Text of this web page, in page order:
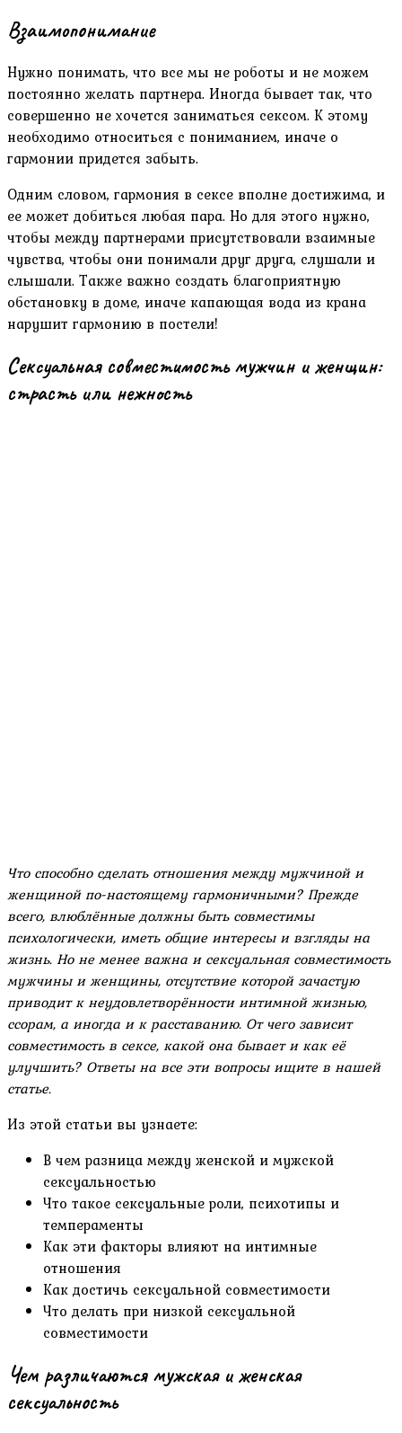
Взаимопонимание
Нужно понимать, что все мы не роботы и не можем
постоянно желать партнера. Иногда бывает так, что
совершенно не хочется заниматься сексом. К этому
необходимо относиться с пониманием, иначе о
гармонии придется забыть.
Одним словом, гармония в сексе вполне достижима, и
ее может добиться любая пара. Но для этого нужно,
чтобы между партнерами присутствовали взаимные
чувства, чтобы они понимали друг друга, слушали и
слышали. Также важно создать благоприятную
обстановку в доме, иначе капающая вода из крана
нарушит гармонию в постели!
Сексуальная совместимость мужчин и женщин:
страсть или нежность
Что способно сделать отношения между мужчиной и
женщиной по-настоящему гармоничными? Прежде
всего, влюблённые должны быть совместимы
психологически, иметь общие интересы и взгляды на
жизнь. Но не менее важна и сексуальная совместимость
мужчины и женщины, отсутствие которой зачастую
приводит к неудовлетворённости интимной жизнью,
ссорам, а иногда и к расставанию. От чего зависит
совместимость в сексе, какой она бывает и как её
улучшить? Ответы на все эти вопросы ищите в нашей
статье.
Из этой статьи вы узнаете:
В чем разница между женской и мужской
сексуальностью
Что такое сексуальные роли, психотипы и
темпераменты
Как эти факторы влияют на интимные
отношения
Как достичь сексуальной совместимости
Что делать при низкой сексуальной
совместимости
Чем различаются мужская и женская
сексуальность